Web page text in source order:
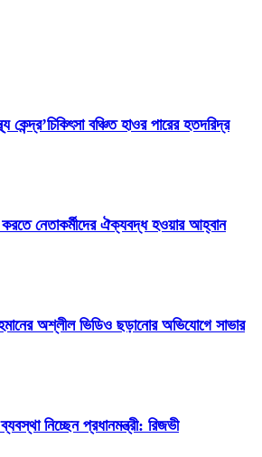
কেন্দ্র’চিকিৎসা বঞ্চিত হাওর পারের হতদরিদ্র
নেতাকর্মীদের ঐক্যবদ্ধ হওয়ার আহ্বান
অশ্লীল ভিডিও ছড়ানোর অভিযোগে সাভার
নিচ্ছেন প্রধানমন্ত্রী: রিজভী